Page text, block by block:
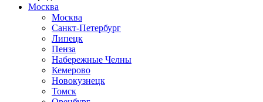
Москва
Москва
Санкт-Петербург
Липецк
Пенза
Набережные Челны
Кемерово
Новокузнецк
Томск